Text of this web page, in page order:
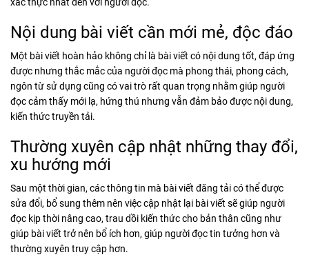
Nội dung bài viết cần mới mẻ, độc đáo
Một bài viết hoàn hảo không chỉ là bài viết có nội dung tốt, đáp ứng
được nhưng thắc mắc của người đọc mà phong thái, phong cách,
ngôn từ sử dụng cũng có vai trò rất quan trọng nhằm giúp người
đọc cảm thấy mới lạ, hứng thú nhưng vẫn đảm bảo được nội dung,
kiến thức truyền tải.
Thường xuyên cập nhật những thay đổi,
xu hướng mới
Sau một thời gian, các thông tin mà bài viết đăng tải có thể được
sửa đổi, bổ sung thêm nên việc cập nhật lại bài viết sẽ giúp người
đọc kịp thời nâng cao, trau dồi kiến thức cho bản thân cũng như
giúp bài viết trở nên bổ ích hơn, giúp người đọc tin tưởng hơn và
thường xuyên truy cập hơn.